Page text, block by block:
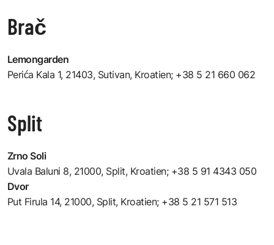
Brač
Lemongarden
Perića Kala 1, 21403, Sutivan, Kroatien; +38 5 21 660 062
Split
Zrno Soli
Uvala Baluni 8, 21000, Split, Kroatien; +38 5 91 4343 050
Dvor
Put Firula 14, 21000, Split, Kroatien; +38 5 21 571 513